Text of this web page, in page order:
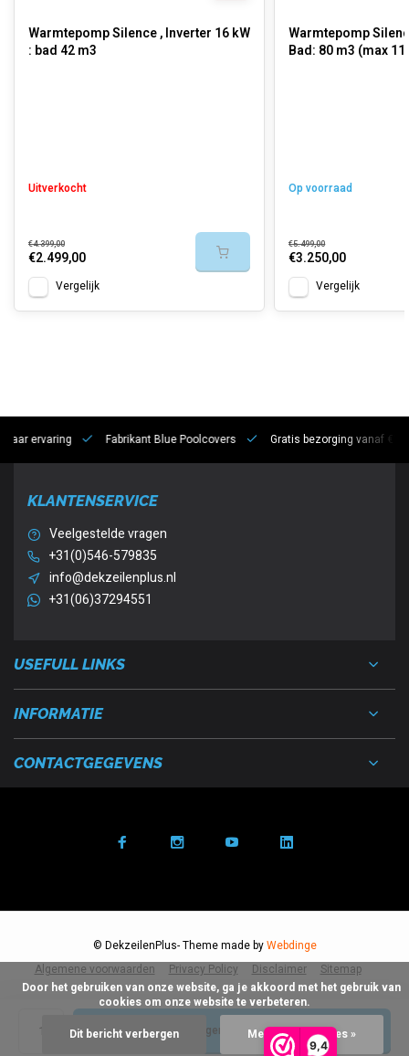
9,4
Toevoegen aan winkelwagen
Warmtepomp Silence , Inverter 16 kW
: bad 42 m3
Uitverkocht
€4.399,00
€2.499,00
Vergelijk
Warmtepomp
Bad: 80 m3 (max
Op voorraad
€5.499,00
€3.250,00
Vergelijk
jaar ervaring Fabrikant Blue Poolcovers Gratis bezorging vanaf
KLANTENSERVICE
Veelgestelde vragen
+31(0)546-579835
info@dekzeilenplus.nl
+31(06)37294551
USEFULL LINKS
INFORMATIE
CONTACTGEGEVENS
Algemene voorwaarden Privacy Policy Disclaimer Sitemap
© DekzeilenPlus- Theme made byWebdinge
cookies om onze website te verbeteren.
Dit bericht verbergen Meer over cookies »